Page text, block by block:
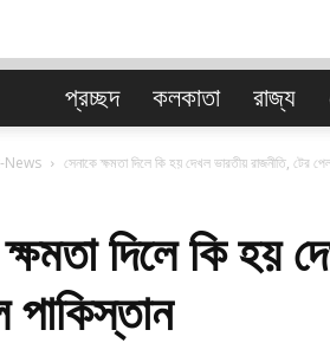
প্রচ্ছদ কলকাতা রাজ্য
সেনাকে ক্ষমতা দিলে কি হয় দেখল ভারতীয় রাজনীতি, টের
দিলে কি হয়
পাকিস্তান